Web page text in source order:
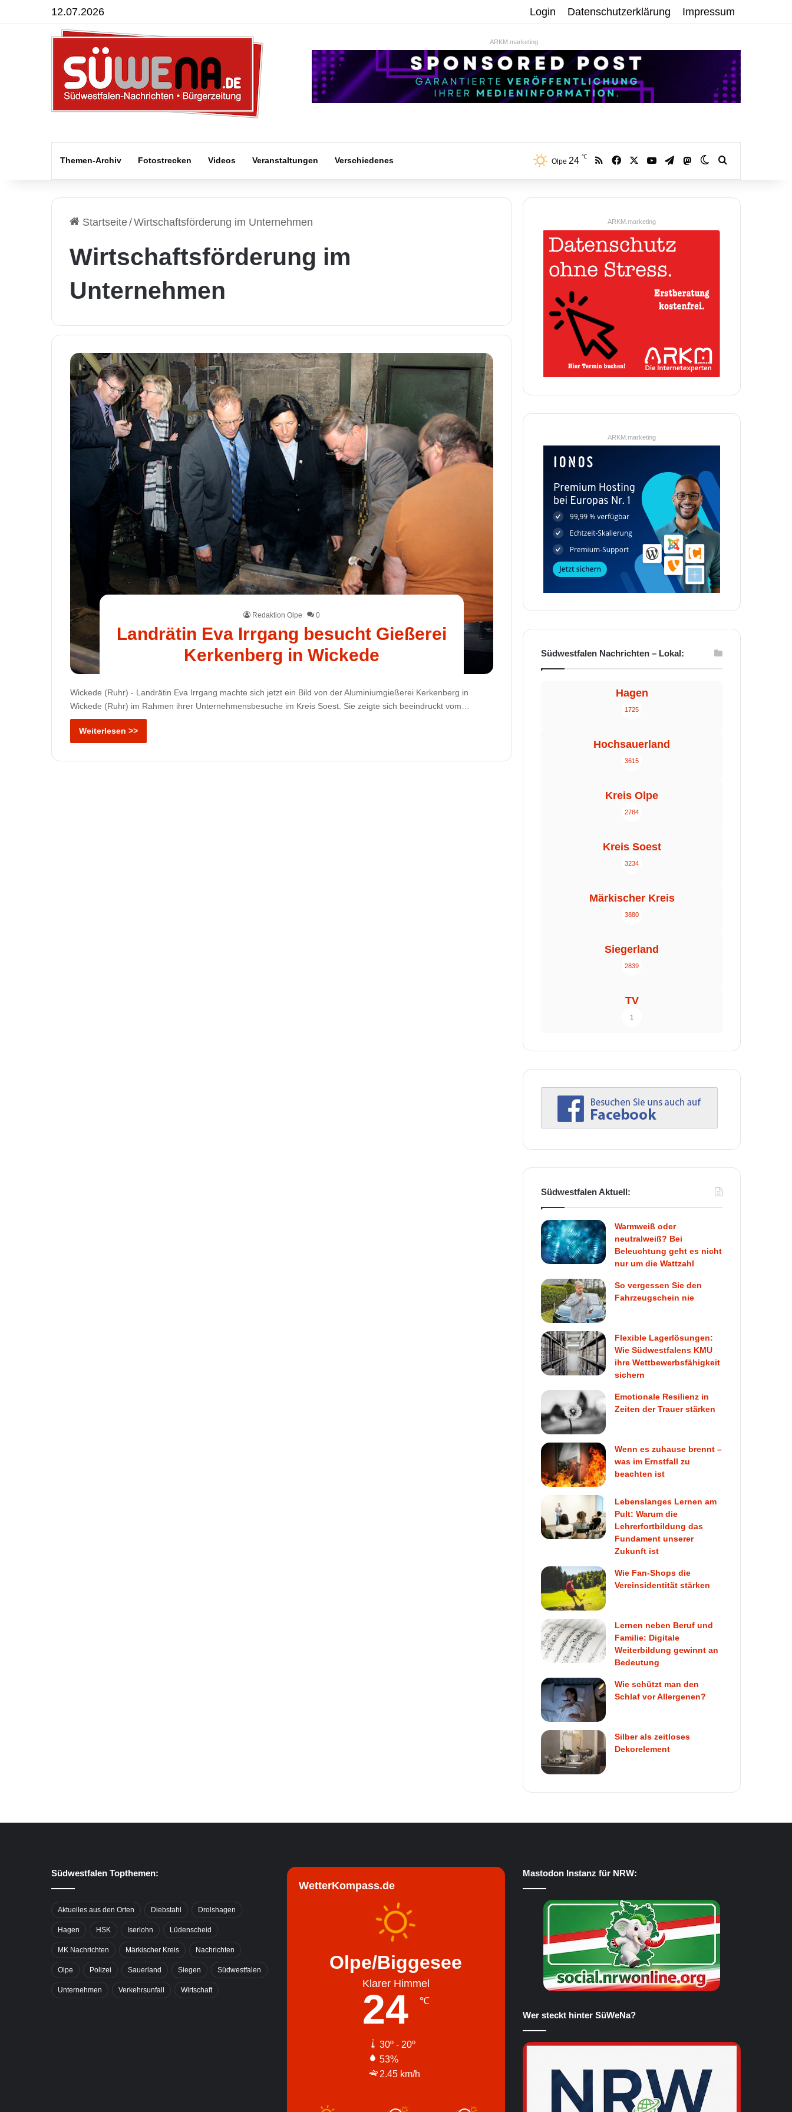
12.07.2026 Login Datenschutzerklärung Impressum
ARKM.marketing
Themen-Archiv Fotostrecken Videos Veranstaltungen Verschiedenes Olpe 24 ℃ RSS Facebook YouTubeTelegramMastodonSkin umschalten
Startseite/Wirtschaftsförderung im Unternehmen
Wirtschaftsförderung im
Unternehmen
Redaktion Olpe 0
Landrätin Eva Irrgang besucht Gießerei
Kerkenberg in Wickede
Wickede (Ruhr) - Landrätin Eva Irrgang machte sich jetzt ein Bild von der Aluminiumgießerei Kerkenberg in
Wickede (Ruhr) im Rahmen ihrer Unternehmensbesuche im Kreis Soest. Sie zeigte sich beeindruckt vom…
Weiterlesen >>
ARKM.marketing
ARKM.marketing
Südwestfalen Nachrichten – Lokal:
Hagen
1725
Hochsauerland
3615
Kreis Olpe
2784
Kreis Soest
3234
Märkischer Kreis
3880
Siegerland
2839
TV
1
Südwestfalen Aktuell:
Warmweiß oder
neutralweiß? Bei
Beleuchtung geht es nicht
nur um die Wattzahl
So vergessen Sie den
Fahrzeugschein nie
Flexible Lagerlösungen:
Wie Südwestfalens KMU
ihre Wettbewerbsfähigkeit
sichern
Emotionale Resilienz in
Zeiten der Trauer stärken
Wenn es zuhause brennt –
was im Ernstfall zu
beachten ist
Lebenslanges Lernen am
Pult: Warum die
Lehrerfortbildung das
Fundament unserer
Zukunft ist
Wie Fan-Shops die
Vereinsidentität stärken
Lernen neben Beruf und
Familie: Digitale
Weiterbildung gewinnt an
Bedeutung
Wie schützt man den
Schlaf vor Allergenen?
Silber als zeitloses
Dekorelement
Südwestfalen Topthemen:
Aktuelles aus den Orten Diebstahl Drolshagen
Hagen HSK Iserlohn Lüdenscheid
MK Nachrichten Märkischer Kreis Nachrichten
Olpe Polizei Sauerland Siegen Südwestfalen
Unternehmen Verkehrsunfall Wirtschaft
WetterKompass.de
Olpe/Biggesee
Klarer Himmel
24 ℃
30º - 20º
53%
2.45 km/h
Mastodon Instanz für NRW:
Wer steckt hinter SüWeNa?